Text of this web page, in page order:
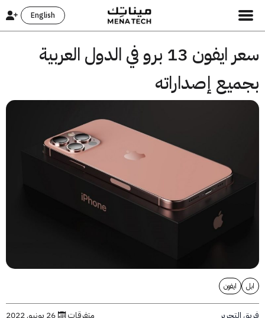
English
سعر ايفون 13 برو في الدول العربية
إصداراته
ايفون
متفرقات 26 يونيو, 2022